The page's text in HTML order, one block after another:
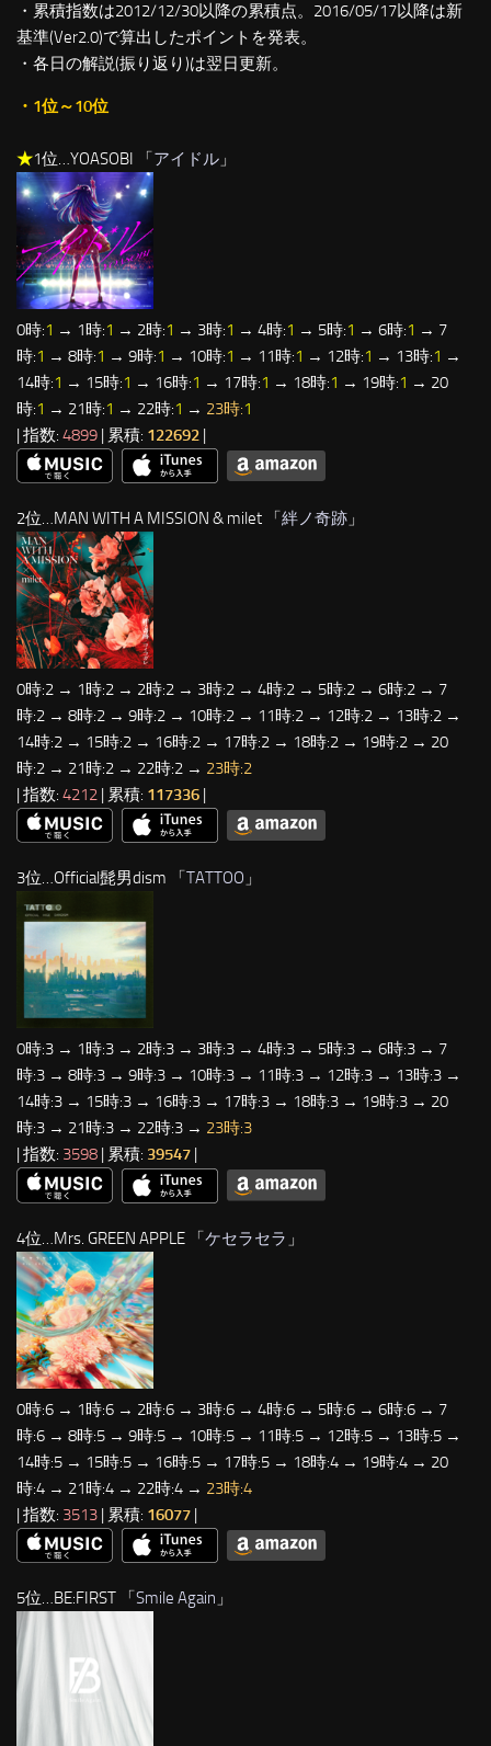
・累積指数は2012/12/30以降の累積点。2016/05/17以降は新
基準(Ver2.0)で算出したポイントを発表。
・各日の解説(振り返り)は翌日更新。
・1位～10位
★1位…YOASOBI 「アイドル 」
0時:1 → 1時:1 → 2時:1 → 3時:1 → 4時:1 → 5時:1 → 6時:1 → 7
時:1 → 8時:1 → 9時:1 → 10時:1 → 11時:1 → 12時:1 → 13時:1 →
14時:1 → 15時:1 → 16時:1 → 17時:1 → 18時:1 → 19時:1 → 20
時:1 → 21時:1 → 22時:1 → 23時:1
| 指数: 4899 | 累積: 122692 |
2位…MAN WITH A MISSION & milet 「絆ノ奇跡 」
0時:2 → 1時:2 → 2時:2 → 3時:2 → 4時:2 → 5時:2 → 6時:2 → 7
時:2 → 8時:2 → 9時:2 → 10時:2 → 11時:2 → 12時:2 → 13時:2 →
14時:2 → 15時:2 → 16時:2 → 17時:2 → 18時:2 → 19時:2 → 20
時:2 → 21時:2 → 22時:2 → 23時:2
| 指数: 4212 | 累積: 117336 |
3位…Official髭男dism 「 TATTOO 」
0時:3 → 1時:3 → 2時:3 → 3時:3 → 4時:3 → 5時:3 → 6時:3 → 7
時:3 → 8時:3 → 9時:3 → 10時:3 → 11時:3 → 12時:3 → 13時:3 →
14時:3 → 15時:3 → 16時:3 → 17時:3 → 18時:3 → 19時:3 → 20
時:3 → 21時:3 → 22時:3 → 23時:3
| 指数: 3598 | 累積: 39547
4位…Mrs. GREEN APPLE 「ケセラセラ 」
0時:6 → 1時:6 → 2時:6 → 3時:6 → 4時:6 → 5時:6 → 6時:6 → 7
時:6 → 8時:5 → 9時:5 → 10時:5 → 11時:5 → 12時:5 → 13時:5 →
14時:5 → 15時:5 → 16時:5 → 17時:5 → 18時:4 → 19時:4 → 20
時:4 → 21時:4 → 22時:4 → 23時:4
| 指数: 3513 | 累積: 16077 |
5位…BE:FIRST 「Smile Again 」